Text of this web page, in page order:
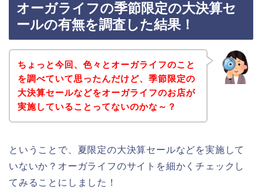
オーガライフの季節限定の大決算セ
ールの有無を調査した結果！
ちょっと今回、色々とオーガライフのこと
を調べていて思ったんだけど、季節限定の
大決算セールなどをオーガライフのお店が
実施していることってないのかな～？
ということで、夏限定の大決算セールなどを実施して
いないか？オーガライフのサイトを細かくチェックし
てみることにしました！